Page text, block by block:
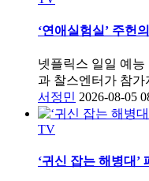
‘연애실험실’ 주헌
넷플릭스 일일 예능
과 찰스엔터가 참
서정민 2026-08-05
TV
‘귀신 잡는 해병대’